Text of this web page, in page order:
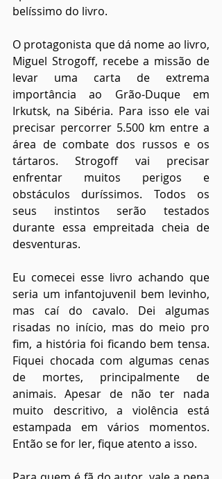
belíssimo do livro.
O protagonista que dá nome ao livro,
Miguel Strogoff, recebe a missão de
levar uma carta de extrema
importância ao Grão-Duque em
Irkutsk, na Sibéria. Para isso ele vai
precisar percorrer 5.500 km entre a
área de combate dos russos e os
tártaros. Strogoff vai precisar
enfrentar muitos perigos e
obstáculos duríssimos. Todos os
seus instintos serão testados
durante essa empreitada cheia de
desventuras.
Eu comecei esse livro achando que
seria um infantojuvenil bem levinho,
mas caí do cavalo. Dei algumas
risadas no início, mas do meio pro
fim, a história foi ficando bem tensa.
Fiquei chocada com algumas cenas
de mortes, principalmente de
animais. Apesar de não ter nada
muito descritivo, a violência está
estampada em vários momentos.
Então se for ler, fique atento a isso.